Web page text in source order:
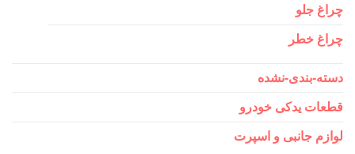
چراغ جلو
چراغ خطر
دسته-بندی-نشده
قطعات یدکی خودرو
لوازم جانبی و اسپرت